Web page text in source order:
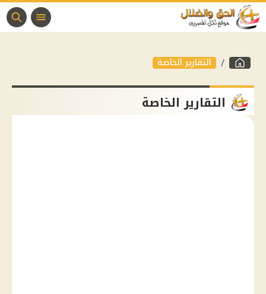
التقارير الخاصة
التقارير الخاصة